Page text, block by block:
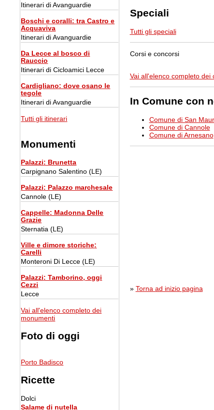
Speciali
Tutti gli speciali
Corsi e concorsi
Vai all'elenco completo dei
In Comune con
Comune di San
Comune di Cannole
Comune di Arnesano
» Torna ad inizio pagina
Itinerari di Avanguardie
Boschi e coralli: tra Castro e
Acquaviva
Itinerari di Avanguardie
Da Lecce al bosco di
Rauccio
Itinerari di Cicloamici Lecce
Cardigliano: dove osano le
tegole
Itinerari di Avanguardie
Tutti gli itinerari
Monumenti
Palazzi: Brunetta
Carpignano Salentino (LE)
Palazzi: Palazzo marchesale
Cannole (LE)
Cappelle: Madonna Delle
Grazie
Sternatia (LE)
Ville e dimore storiche:
Carelli
Monteroni Di Lecce (LE)
Palazzi: Tamborino, oggi
Cezzi
Lecce
Vai all'elenco completo dei
monumenti
Foto di oggi
Porto Badisco
Ricette
Dolci
Salame di nutella